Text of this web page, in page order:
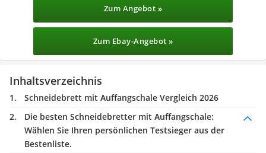
Zum Angebot »
Zum Ebay-Angebot »
Inhaltsverzeichnis
Schneidebrett mit Auffangschale Vergleich 2026
Die besten Schneidebretter mit Auffangschale:
Wählen Sie Ihren persönlichen Testsieger aus der
Bestenliste.